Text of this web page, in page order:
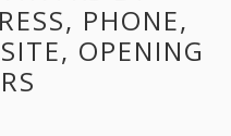
PHONE,
OPENING